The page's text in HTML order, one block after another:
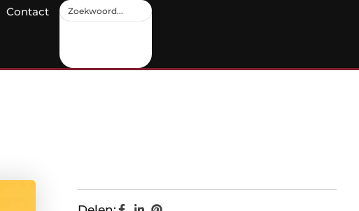
Contact